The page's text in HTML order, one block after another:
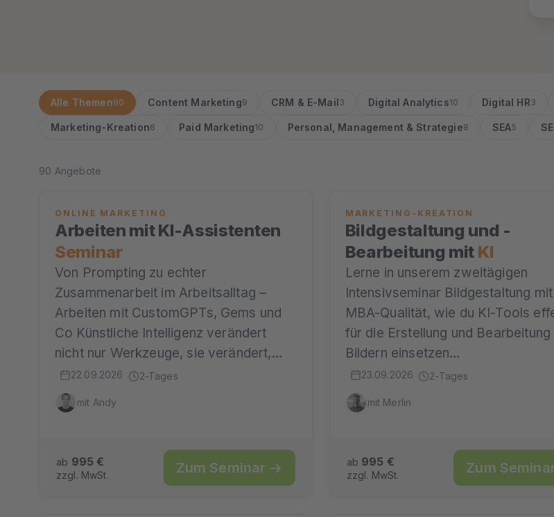
Alle Themen90 Content Marketing9 CRM & E-Mail3 Digital Analytics10 Digital HR3
Marketing-Kreation6 Paid Marketing10 Personal, Management & Strategie8 SEA5
90 Angebote
ONLINE MARKETING
Arbeiten mit KI-Assistenten
Seminar
Von Prompting zu echter
Zusammenarbeit im Arbeitsalltag –
Arbeiten mit CustomGPTs, Gems und
Co Künstliche Intelligenz verändert
nicht nur Werkzeuge, sie verändert,…
22.09.2026 2-Tages
mit Andy
ab 995 €
zzgl. MwSt. Zum Seminar →
MARKETING-KREATION
Bildgestaltung und -
Bearbeitung mit KI
Lerne in unserem zweitägigen
Intensivseminar Bildgestaltung
MBA-Qualität, wie du KI-Tools
für die Erstellung und
Bildern einsetzen…
23.09.2026 2-Tages
mit Merlin
ab 995 €
zzgl. MwSt. Zum